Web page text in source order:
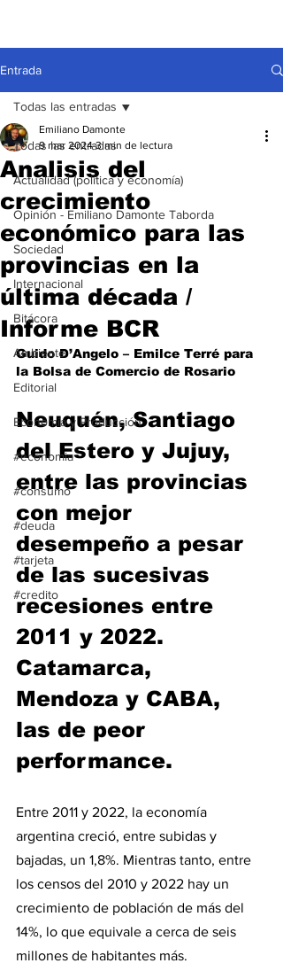
Entrada
Todas las entradas
Actualidad (política y economía)
Opinión - Emiliano Damonte Taborda
Sociedad
Internacional
Bitácora
Ambiente
Editorial
Economía y Producción
#economia
#consumo
#deuda
#tarjeta
#credito
Todas las entradas
Analisis del
crecimiento
económico para las
provincias en la
última década /
Informe BCR
Emiliano Damonte
9 mar 2024 3 min de lectura
Guido D’Angelo – Emilce Terré para
la Bolsa de Comercio de Rosario
Neuquén, Santiago
del Estero y Jujuy,
entre las provincias
con mejor
desempeño a pesar
de las sucesivas
recesiones entre
2011 y 2022.
Catamarca,
Mendoza y CABA,
las de peor
performance.
Entre 2011 y 2022, la economía
argentina creció, entre subidas y
bajadas, un 1,8%. Mientras tanto, entre
los censos del 2010 y 2022 hay un
crecimiento de población de más del
14%, lo que equivale a cerca de seis
millones de habitantes más.